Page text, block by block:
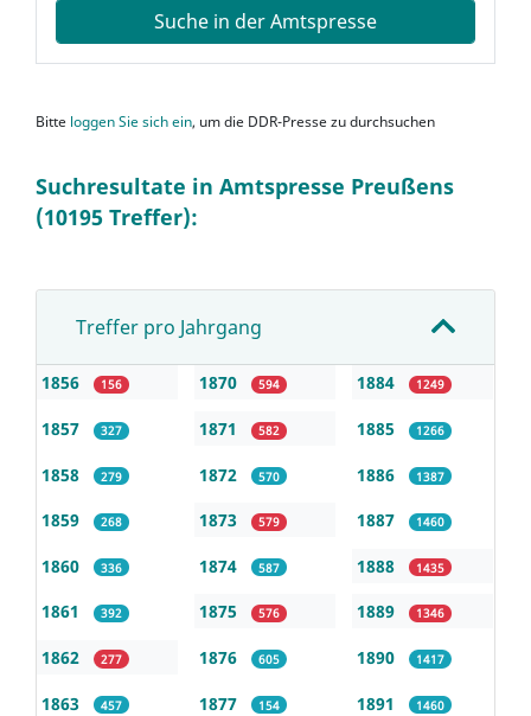
Suche in der Amtspresse
Bitte loggen Sie sich ein, um die DDR-Presse zu durchsuchen
Suchresultate in Amtspresse Preußens
(10195 Treffer):
Treffer pro Jahrgang
1856 156
1857 327
1858 279
1859 268
1860 336
1861 392
1862 277
1863 457
1870 594
1871 582
1872 570
1873 579
1874 587
1875 576
1876 605
1877 154
1884 1249
1885 1266
1886 1387
1887 1460
1888 1435
1889 1346
1890 1417
1891 1460